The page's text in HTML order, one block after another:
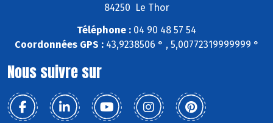
84250 Le Thor
Téléphone : 04 90 48 57 54
Coordonnées GPS :43,9238506 ° , 5,00772319999999 °
Nous suivre sur